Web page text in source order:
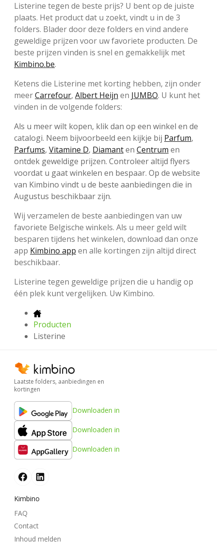
Listerine tegen de beste prijs? U bent op de juiste
plaats. Het product dat u zoekt, vindt u in de 3
folders. Blader door deze folders en vind andere
geweldige prijzen voor uw favoriete producten. De
beste prijzen vinden is snel en gemakkelijk met
Kimbino.be.
Ketens die Listerine met korting hebben, zijn onder
meerCarrefour, Albert Heijn en JUMBO. U kunt het
vinden in de volgende folders:
Als u meer wilt kopen, klik dan op een winkel en de
catalogi. Neem bijvoorbeeld een kijkje bij Parfum,
Parfums, Vitamine D, Diamanten Centrum en
ontdek geweldige prijzen. Controleer altijd flyers
voordat u gaat winkelen en bespaar. Op de website
van Kimbino vindt u de beste aanbiedingen die in
Augustus beschikbaar zijn.
Wij verzamelen de beste aanbiedingen van uw
favoriete Belgische winkels. Als u meer geld wilt
besparen tijdens het winkelen, download dan onze
app Kimbino app en alle kortingen zijn altijd direct
beschikbaar.
Listerine tegen geweldige prijzen die u handig op
één plek kunt vergelijken. Uw Kimbino.
Producten
Listerine
Laatste folders, aanbiedingen en
kortingen
Downloaden in
Downloaden in
Downloaden in
Kimbino
FAQ
Contact
Inhoud melden